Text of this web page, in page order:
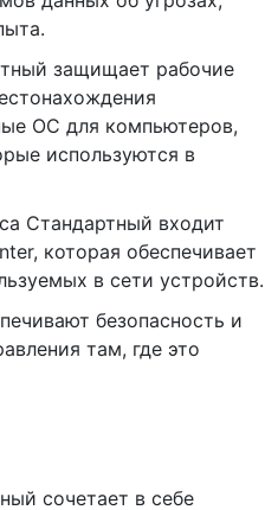
защищает рабочие
ОС для компьютеров,
используются в
Стандартный входит
которая обеспечивает
в сети устройств.
безопасность и
там, где это
сочетает в себе